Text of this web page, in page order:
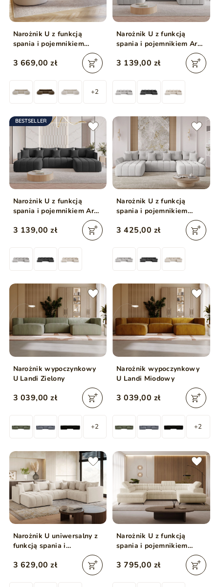
Narożnik U z funkcją
spania i pojemnikiem
3 669,00 zł
+2
Narożnik U z funkcją
spania i pojemnikiem Ardi
3 139,00 zł
BESTSELLER
Narożnik U z funkcją
spania i pojemnikiem Ardi
3 139,00 zł
Narożnik U z funkcją
spania i pojemnikiem
3 425,00 zł
Narożnik wypoczynkowy
U Landi Zielony
3 039,00 zł
+2
Narożnik wypoczynkowy
U Landi Miodowy
3 039,00 zł
+2
Narożnik U uniwersalny z
funkcją spania i
Beżowy
3 629,00 zł
Narożnik U z funkcją
spania i pojemnikiem
3 795,00 zł